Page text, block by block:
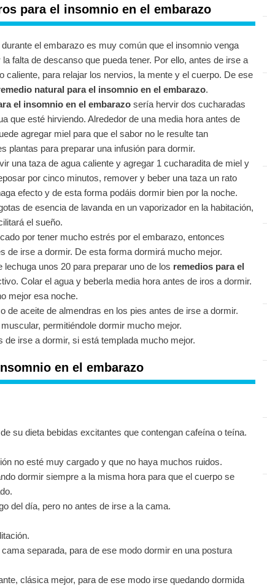
para el insomnio en el embarazo
el embarazo es muy común que el insomnio venga
falta de descanso que pueda tener. Por ello, antes de irse a
caliente, para relajar los nervios, la mente y el cuerpo. De ese
natural para el insomnio en el embarazo.
el insomnio en el embarazosería hervir dos cucharadas
que esté hirviendo. Alrededor de una media hora antes de
agregar miel para que el sabor no le resulte tan
plantas para preparar una infusión para dormir.
una taza de agua caliente y agregar 1 cucharadita de miel y
por cinco minutos, remover y beber una taza un rato
efecto y de esta forma podáis dormir bien por la noche.
de esencia de lavanda en un vaporizador en la habitación,
el sueño.
por tener mucho estrés por el embarazo, entonces
de irse a dormir. De esta forma dormirá mucho mejor.
lechuga unos 20 para preparar uno de los remedios para el
Colar el agua y beberla media hora antes de iros a dormir.
mejor esa noche.
de aceite de almendras en los pies antes de irse a dormir.
permitiéndole dormir mucho mejor.
de irse a dormir, si está templada mucho mejor.
en el embarazo
su dieta bebidas excitantes que contengan cafeína o teína.
no esté muy cargado y que no haya muchos ruidos.
dormir siempre a la misma hora para que el cuerpo se
del día, pero no antes de irse a la cama.
separada, para de ese modo dormir en una postura
clásica mejor, para de ese modo irse quedando dormida